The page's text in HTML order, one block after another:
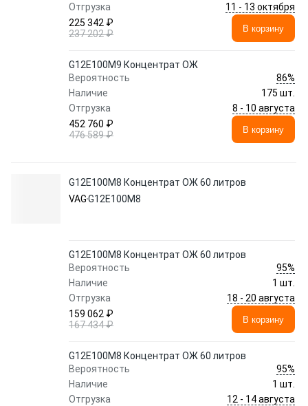
Отгрузка
11 - 13 октября
225 342 ₽
237 202 ₽
В корзину
G12E100M9 Концентрат ОЖ
Вероятность
86%
Наличие
175 шт.
Отгрузка
8 - 10 августа
452 760 ₽
476 589 ₽
В корзину
G12E100M8 Концентрат ОЖ 60 литров
VAGG12E100M8
G12E100M8 Концентрат ОЖ 60 литров
Вероятность
95%
Наличие
1 шт.
Отгрузка
18 - 20 августа
159 062 ₽
167 434 ₽
В корзину
G12E100M8 Концентрат ОЖ 60 литров
Вероятность
95%
Наличие
1 шт.
Отгрузка
12 - 14 августа